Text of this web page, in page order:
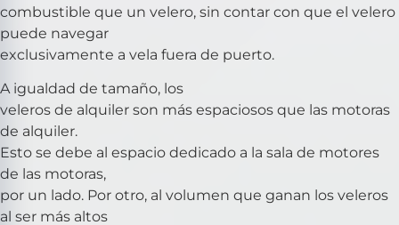
combustible que un velero, sin contar con que el velero
puede navegar
exclusivamente a vela fuera de puerto.
A igualdad de tamaño, los
veleros de alquiler son más espaciosos que las motoras
de alquiler.
Esto se debe al espacio dedicado a la sala de motores
de las motoras,
por un lado. Por otro, al volumen que ganan los veleros
al ser más altos